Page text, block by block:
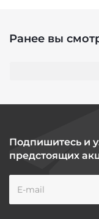
Ранее вы
Подпишитесь и
предстоящих